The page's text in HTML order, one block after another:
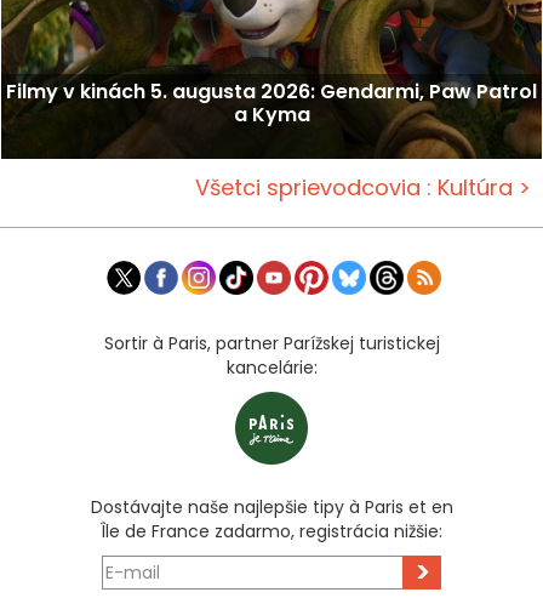
Filmy v kinách 5. augusta 2026: Gendarmi, Paw Patrol
a Kyma
Všetci sprievodcovia : Kultúra >
Sortir à Paris, partner Parížskej turistickej
kancelárie:
Dostávajte naše najlepšie tipy à Paris et en
Île de France zadarmo, registrácia nižšie:
>